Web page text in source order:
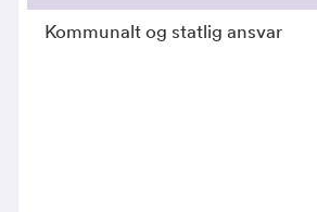
Kommunalt og statlig ansvar